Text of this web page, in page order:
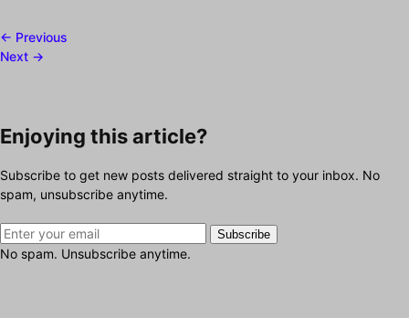
← Previous
Next →
Enjoying this article?
Subscribe to get new posts delivered straight to your inbox. No
spam, unsubscribe anytime.
Subscribe
No spam. Unsubscribe anytime.